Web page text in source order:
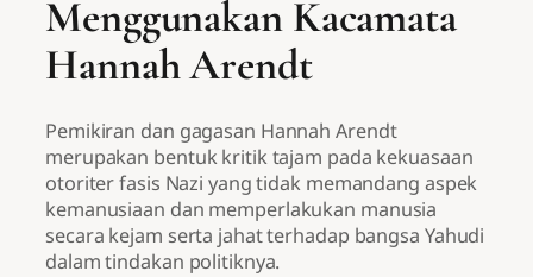
Menggunakan Kacamata
Hannah Arendt
Pemikiran dan gagasan Hannah Arendt
merupakan bentuk kritik tajam pada kekuasaan
otoriter fasis Nazi yang tidak memandang aspek
kemanusiaan dan memperlakukan manusia
secara kejam serta jahat terhadap bangsa Yahudi
dalam tindakan politiknya.